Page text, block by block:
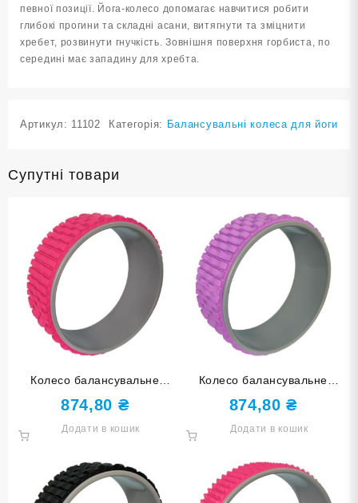
певної позиції. Йога-колесо допомагає навчитися робити
глибокі прогини та складні асани, витягнути та зміцнити
хребет, розвинути гнучкість. Зовнішня поверхня горбиста, по
середині має западину для хребта.
Артикул: 11102 Категорія: Балансувальні колеса для йоги
Супутні товари
Колесо балансувальне
ХВИЛІ для йоги рожеве O3-
LT rose red
874,80 ₴
Додати в кошик
Колесо балансувальне
ХВИЛІ для йоги фіолетове
O3-LT purple
874,80₴
Додати в кошик